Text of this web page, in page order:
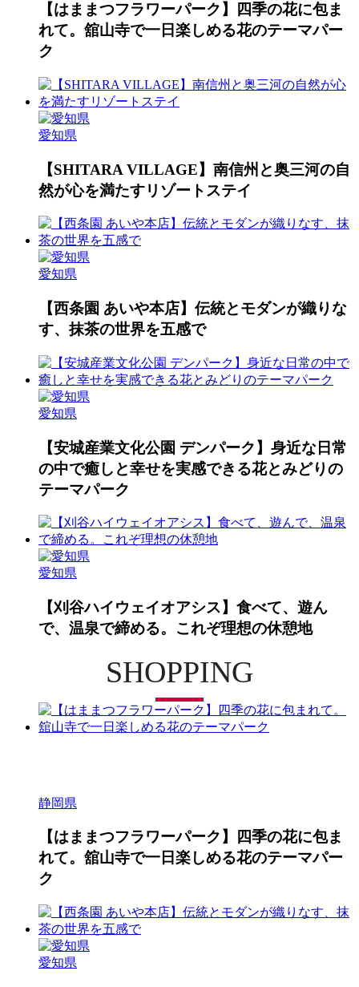
【はままつフラワーパーク】四季の花に包ま
れて。舘山寺で一日楽しめる花のテーマパー
ク
愛知県
【SHITARA VILLAGE】南信州と奥三河の自
然が心を満たすリゾートステイ
愛知県
【西条園 あいや本店】伝統とモダンが織りな
す、抹茶の世界を五感で
愛知県
【安城産業文化公園 デンパーク】身近な日常
の中で癒しと幸せを実感できる花とみどりの
テーマパーク
愛知県
【刈谷ハイウェイオアシス】食べて、遊ん
で、温泉で締める。これぞ理想の休憩地
SHOPPING
静岡県
【はままつフラワーパーク】四季の花に包ま
れて。舘山寺で一日楽しめる花のテーマパー
ク
愛知県